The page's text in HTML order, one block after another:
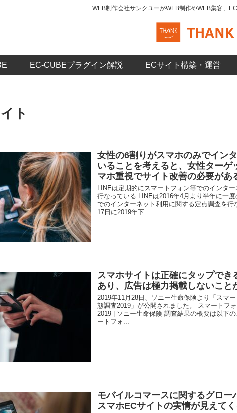
WEB制作会社サンクユーがWEB制作やWEB集客、
EC-CUBEプラグイン解説 ECサイト構築・運営
ト
女性の6割りがスマホのみでイン
いることを考えると、女性ターゲ
マホ重視でサイト改善の必要があ
LINEは定期的にスマートフォン等でのインタ
行なっている LINEは2016年4月より半年に一
でのインターネット利用に関する定点調査を行
17日に2019年下...
スマホサイトは正確にタップでき
あり、広告は極力掲載しないこと
2019年11月28日、ソニー生命保険より「スマ
態調査2019」が公開されました。 スマートフ
2019 | ソニー生命保険 調査結果の概要は以下
ートフォ...
モバイルコマースに関するグロー
スマホECサイトの実情が見えて